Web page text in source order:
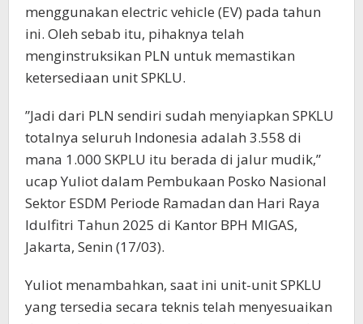
menggunakan electric vehicle (EV) pada tahun
ini. Oleh sebab itu, pihaknya telah
menginstruksikan PLN untuk memastikan
ketersediaan unit SPKLU.
”Jadi dari PLN sendiri sudah menyiapkan SPKLU
totalnya seluruh Indonesia adalah 3.558 di
mana 1.000 SKPLU itu berada di jalur mudik,”
ucap Yuliot dalam Pembukaan Posko Nasional
Sektor ESDM Periode Ramadan dan Hari Raya
Idulfitri Tahun 2025 di Kantor BPH MIGAS,
Jakarta, Senin (17/03).
Yuliot menambahkan, saat ini unit-unit SPKLU
yang tersedia secara teknis telah menyesuaikan